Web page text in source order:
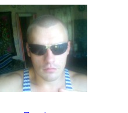
содержимому